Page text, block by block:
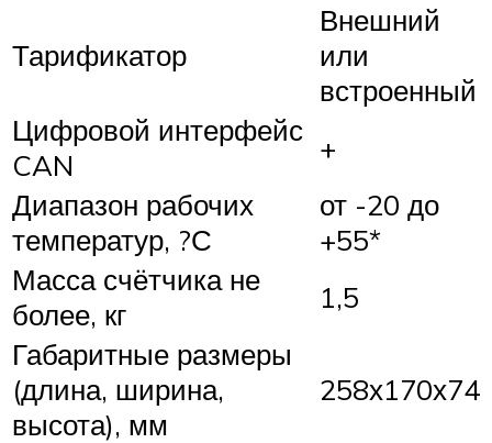
Тарификатор
Внешний
или
встроенный
Цифровой интерфейс
CAN
+
Диапазон рабочих
температур, ?С
от -20 до
+55*
Масса счётчика не
более, кг
1,5
Габаритные размеры
(длина, ширина,
высота), мм
258х170х74